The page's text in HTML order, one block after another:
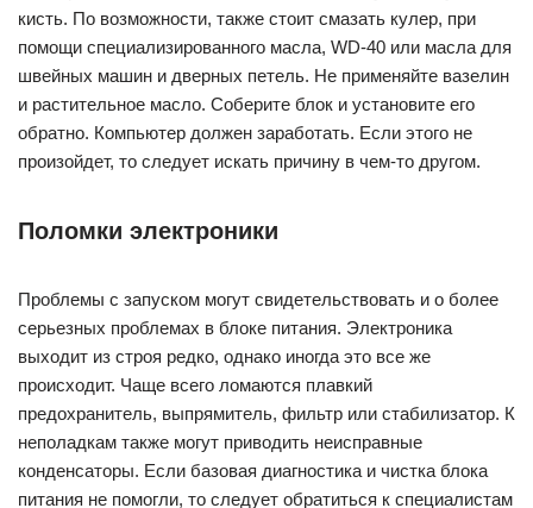
кисть. По возможности, также стоит смазать кулер, при
помощи специализированного масла, WD-40 или масла для
швейных машин и дверных петель. Не применяйте вазелин
и растительное масло. Соберите блок и установите его
обратно. Компьютер должен заработать. Если этого не
произойдет, то следует искать причину в чем-то другом.
Поломки электроники
Проблемы с запуском могут свидетельствовать и о более
серьезных проблемах в блоке питания. Электроника
выходит из строя редко, однако иногда это все же
происходит. Чаще всего ломаются плавкий
предохранитель, выпрямитель, фильтр или стабилизатор. К
неполадкам также могут приводить неисправные
конденсаторы. Если базовая диагностика и чистка блока
питания не помогли, то следует обратиться к специалистам